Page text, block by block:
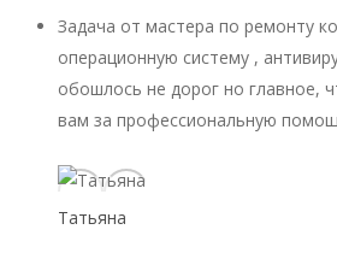
Задача от мастера по ремонту
операционную систему ,
обошлось не дорог но главное,
вам за профессиональную
Татьяна